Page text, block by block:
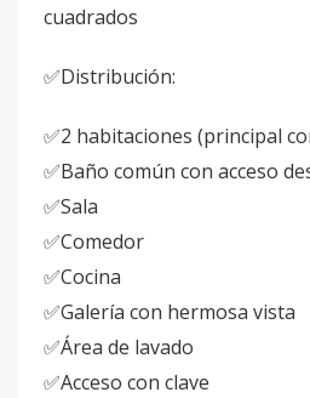
cuadrados
✅Distribución:
✅2 habitaciones (principal
✅Baño común con acceso
✅Sala
✅Comedor
✅Cocina
✅Galería con hermosa vista
✅Área de lavado
✅Acceso con clave